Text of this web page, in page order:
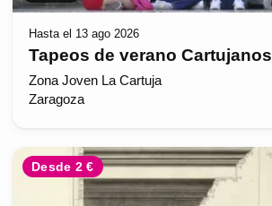
Hasta el 13 ago 2026
Tapeos de verano Cartujanos
Zona Joven La Cartuja
Zaragoza
Desde 2 €